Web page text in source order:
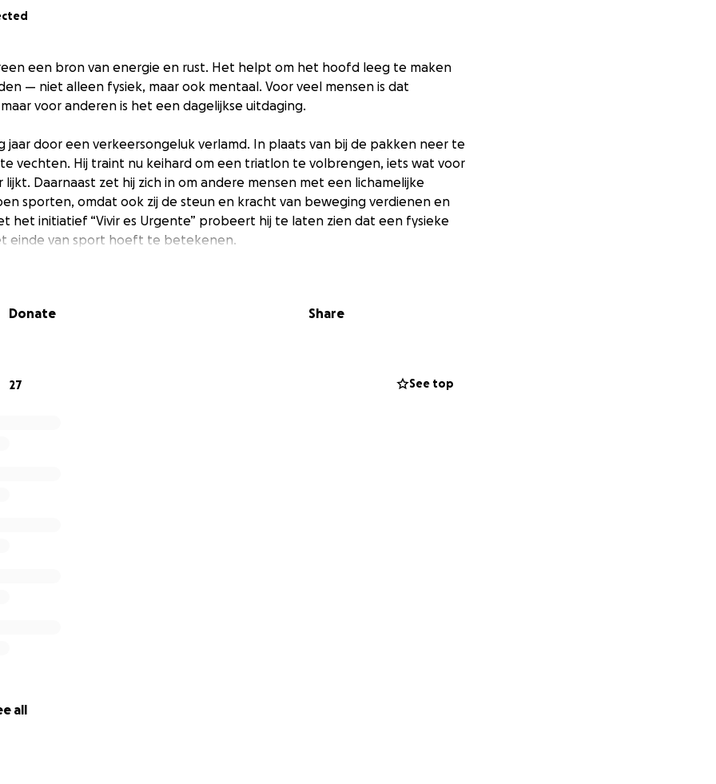
een bron van energie en rust. Het helpt om het hoofd leeg te maken
— niet alleen fysiek, maar ook mentaal. Voor veel mensen is dat
voor anderen is het een dagelijkse uitdaging.
jaar door een verkeersongeluk verlamd. In plaats van bij de pakken neer te
vechten. Hij traint nu keihard om een triatlon te volbrengen, iets wat voor
Daarnaast zet hij zich in om andere mensen met een lichamelijke
sporten, omdat ook zij de steun en kracht van beweging verdienen en
het initiatief “Vivir es Urgente” probeert hij te laten zien dat een fysieke
einde van sport hoeft te betekenen.
laten we maar zeggen.
om te laten zien dat sport echt voor iedereen is.
Donate Share
27 See top
all